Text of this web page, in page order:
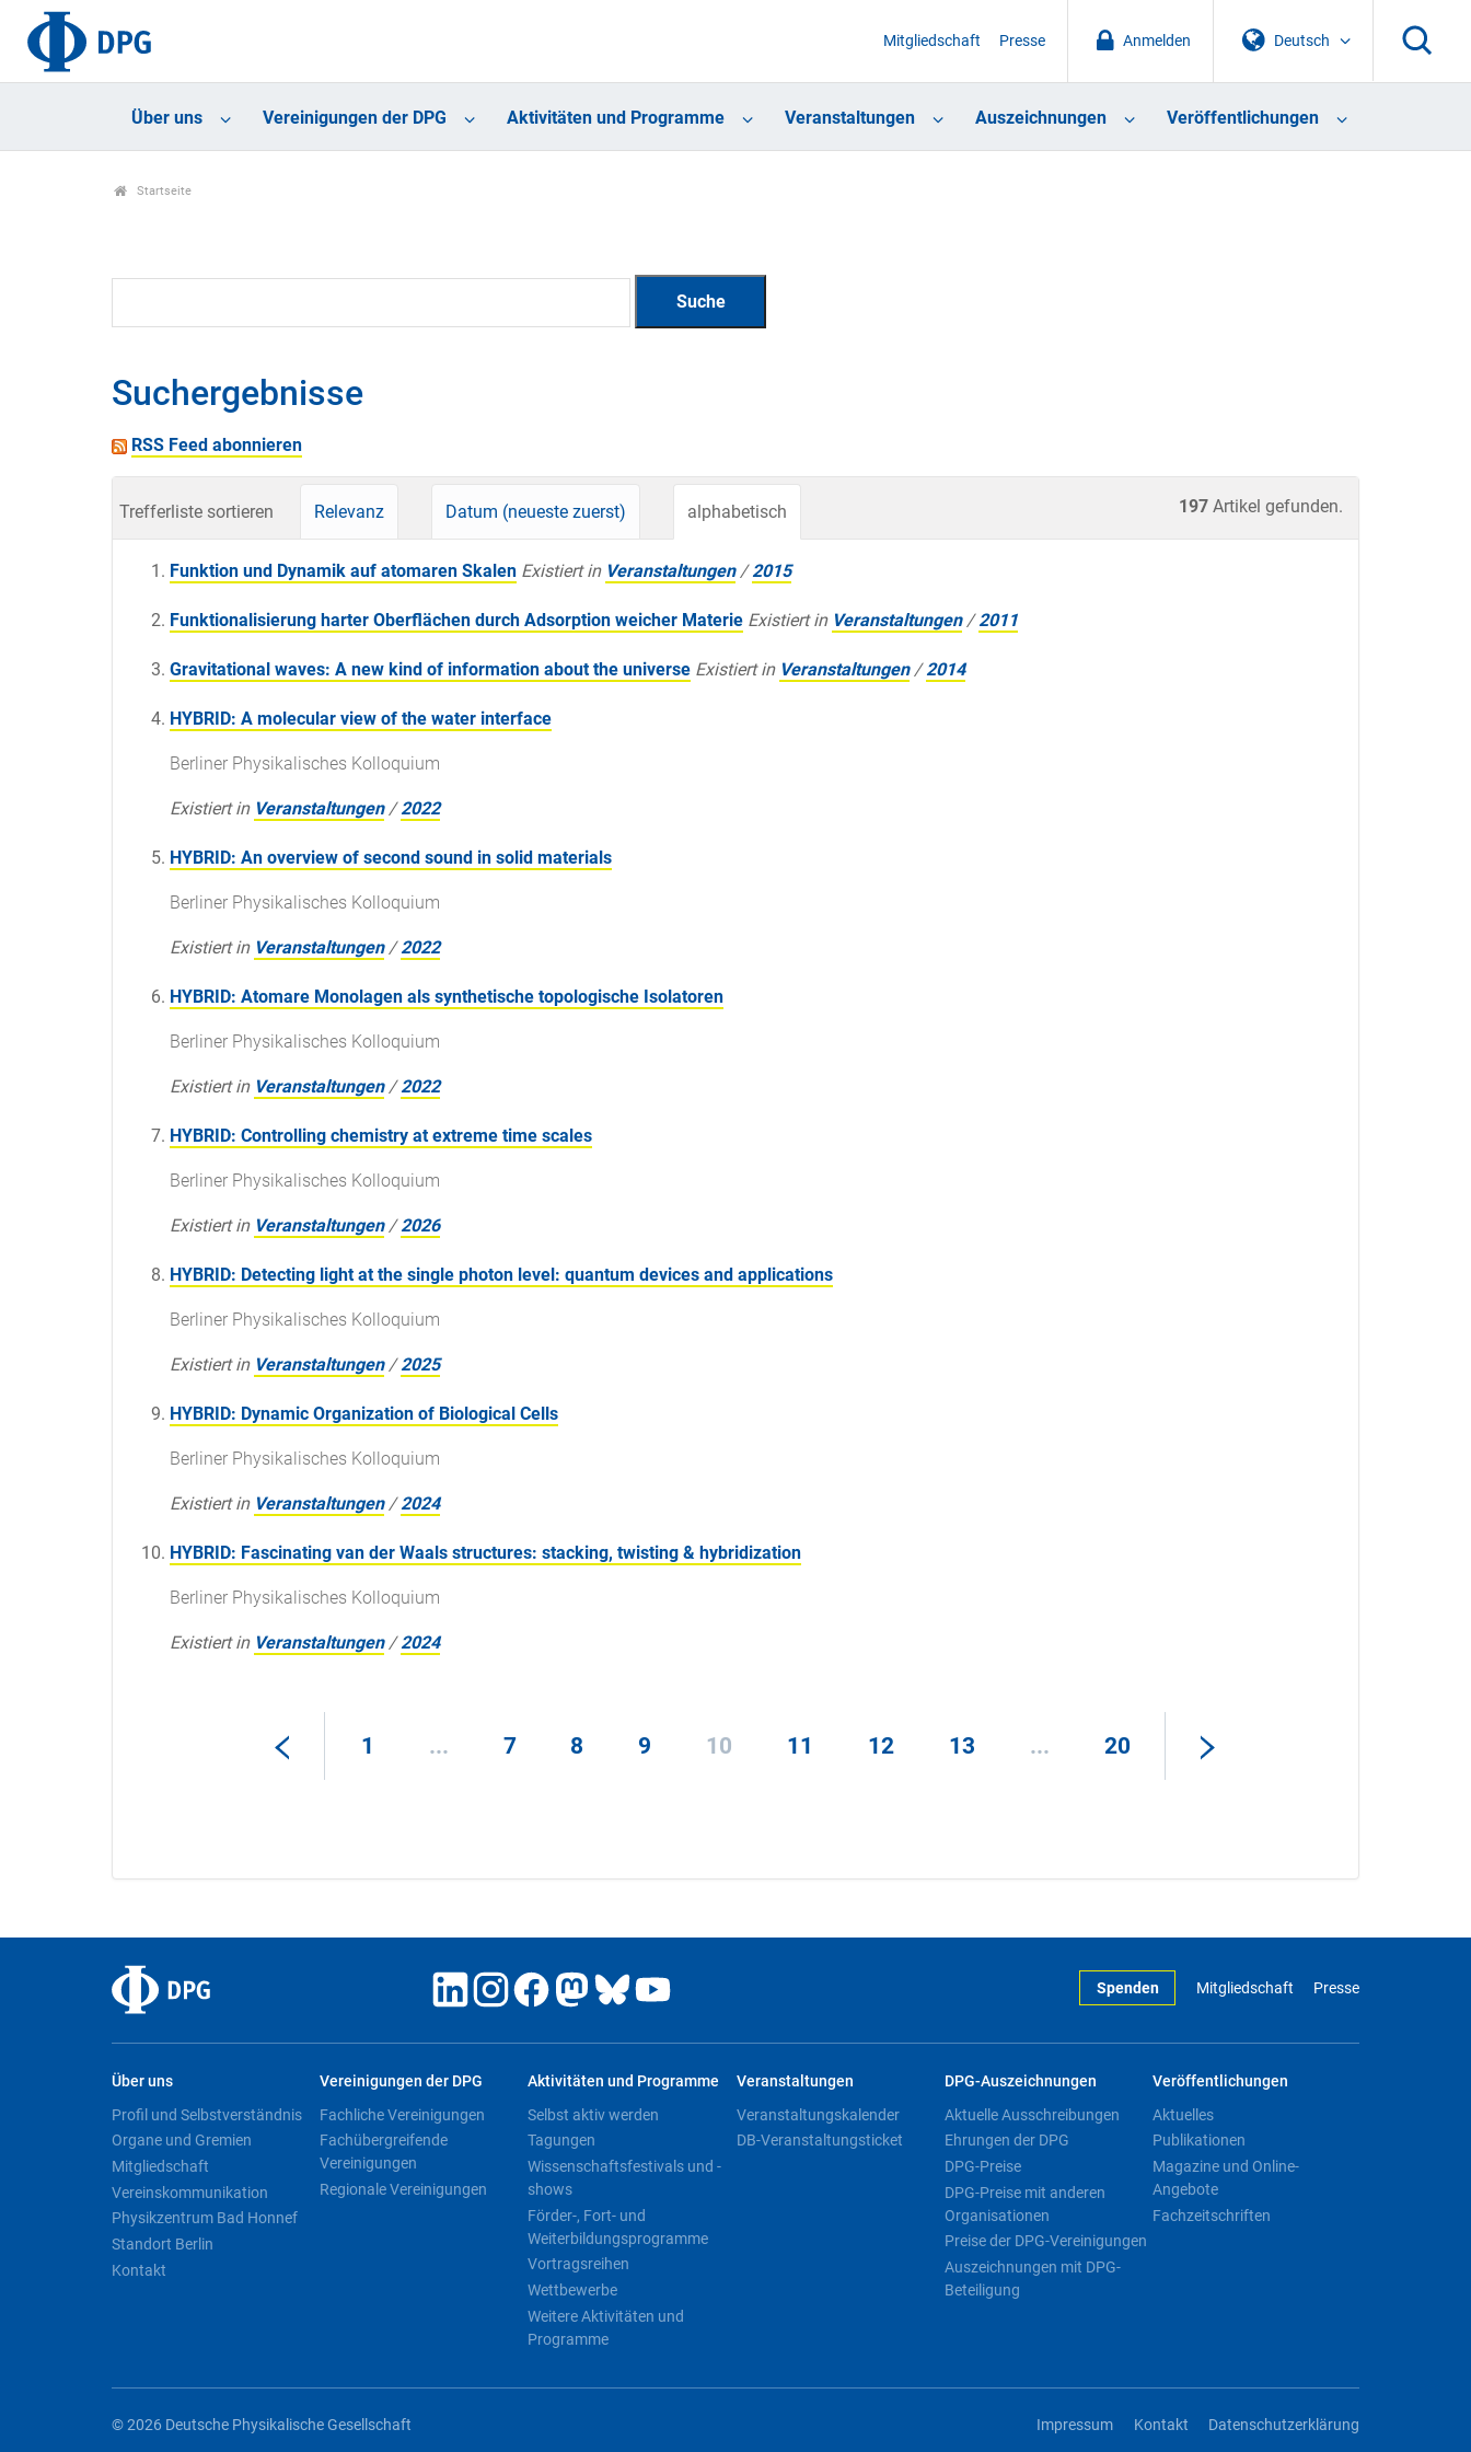
Deutsch
Anmelden
Mitgliedschaft Presse
Über uns Vereinigungen der DPG Aktivitäten und Programme Veranstaltungen Auszeichnungen Veröffentlichungen
Startseite
Suchergebnisse
RSS Feed abonnieren
197 Artikel gefunden.
Trefferliste sortieren Relevanz Datum (neueste zuerst) alphabetisch
Funktion und Dynamik auf atomaren Skalen Existiert in Veranstaltungen /2015
Funktionalisierung harter Oberflächen durch Adsorption weicher Materie Existiert in Veranstaltungen /2011
Gravitational waves: A new kind of information about the universe Existiert in Veranstaltungen /2014
HYBRID: A molecular view of the water interface
Berliner Physikalisches Kolloquium
Existiert in Veranstaltungen /2022
HYBRID: An overview of second sound in solid materials
Berliner Physikalisches Kolloquium
Existiert in Veranstaltungen /2022
HYBRID: Atomare Monolagen als synthetische topologische Isolatoren
Berliner Physikalisches Kolloquium
Existiert in Veranstaltungen /2022
HYBRID: Controlling chemistry at extreme time scales
Berliner Physikalisches Kolloquium
Existiert in Veranstaltungen /2026
HYBRID: Detecting light at the single photon level: quantum devices and applications
Berliner Physikalisches Kolloquium
Existiert in Veranstaltungen /2025
HYBRID: Dynamic Organization of Biological Cells
Berliner Physikalisches Kolloquium
Existiert in Veranstaltungen /2024
HYBRID: Fascinating van der Waals structures: stacking, twisting & hybridization
Berliner Physikalisches Kolloquium
Existiert in Veranstaltungen /2024
1 ... 7 8 9 10 11 12 13 ... 20
Spenden Mitgliedschaft Presse
Über uns
Profil und Selbstverständnis
Organe und Gremien
Mitgliedschaft
Vereinskommunikation
Physikzentrum Bad Honnef
Standort Berlin
Kontakt
Vereinigungen der DPG
Fachliche Vereinigungen
Fachübergreifende
Vereinigungen
Regionale Vereinigungen
Aktivitäten und Programme
Selbst aktiv werden
Tagungen
Wissenschaftsfestivals und -
shows
Förder-, Fort- und
Weiterbildungsprogramme
Vortragsreihen
Wettbewerbe
Weitere Aktivitäten und
Programme
Veranstaltungen
Veranstaltungskalender
DB-Veranstaltungsticket
DPG-Auszeichnungen
Aktuelle Ausschreibungen
Ehrungen der DPG
DPG-Preise
DPG-Preise mit anderen
Organisationen
Preise der DPG-Vereinigungen
Auszeichnungen mit DPG-
Beteiligung
Veröffentlichungen
Aktuelles
Publikationen
Magazine und Online-
Angebote
Fachzeitschriften
© 2026 Deutsche Physikalische Gesellschaft Impressum Kontakt Datenschutzerklärung